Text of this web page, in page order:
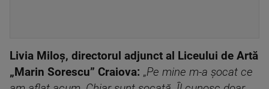
Livia Miloș, directorul adjunct al Liceului de Artă
„Marin Sorescu” Craiova: „Pe mine m-a șocat ce